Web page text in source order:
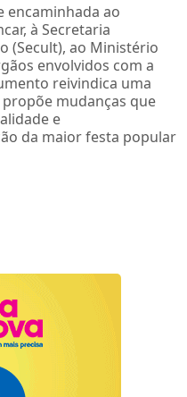
encaminhada ao
à Secretaria
(Secult), ao Ministério
envolvidos com a
reivindica uma
mudanças que
e
da maior festa popular